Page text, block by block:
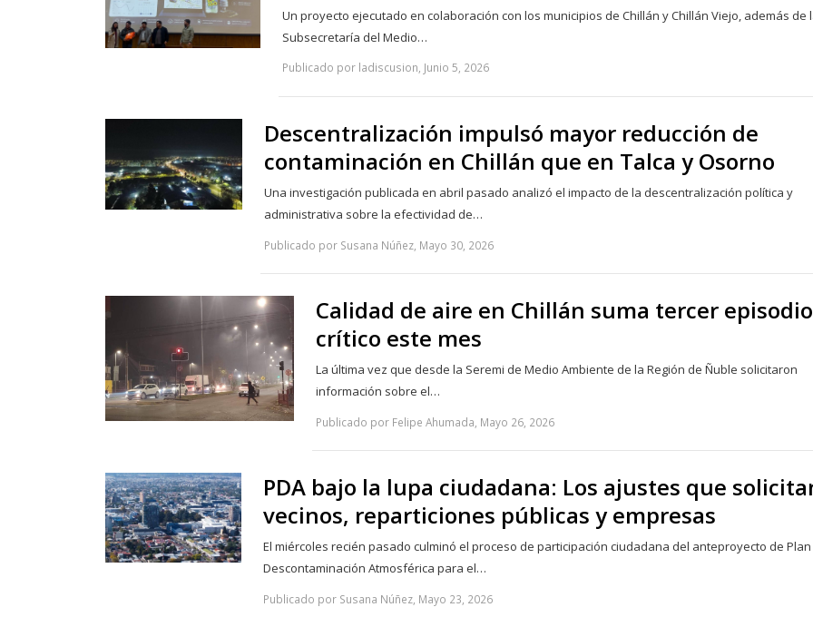
Un proyecto ejecutado en colaboración con los municipios de Chillán y Chillán Viejo, además de
Subsecretaría del Medio…
Publicado por ladiscusion, Junio 5, 2026
Descentralización impulsó mayor reducción de
contaminación en Chillán que en Talca y Osorno
Una investigación publicada en abril pasado analizó el impacto de la descentralización política y
administrativa sobre la efectividad de…
Publicado por Susana Núñez, Mayo 30, 2026
Calidad de aire en Chillán suma tercer episodio
crítico este mes
La última vez que desde la Seremi de Medio Ambiente de la Región de Ñuble solicitaron
información sobre el…
Publicado por Felipe Ahumada, Mayo 26, 2026
PDA bajo la lupa ciudadana: Los ajustes que
vecinos, reparticiones públicas y empresas
El miércoles recién pasado culminó el proceso de participación ciudadana del anteproyecto de
Descontaminación Atmosférica para el…
Publicado por Susana Núñez, Mayo 23, 2026